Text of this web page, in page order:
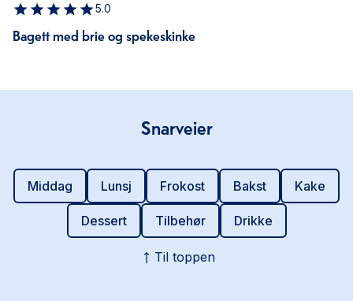
5.0
Bagett med brie og spekeskinke
Snarveier
Middag Lunsj Frokost Bakst Kake
Dessert Tilbehør Drikke
Til toppen